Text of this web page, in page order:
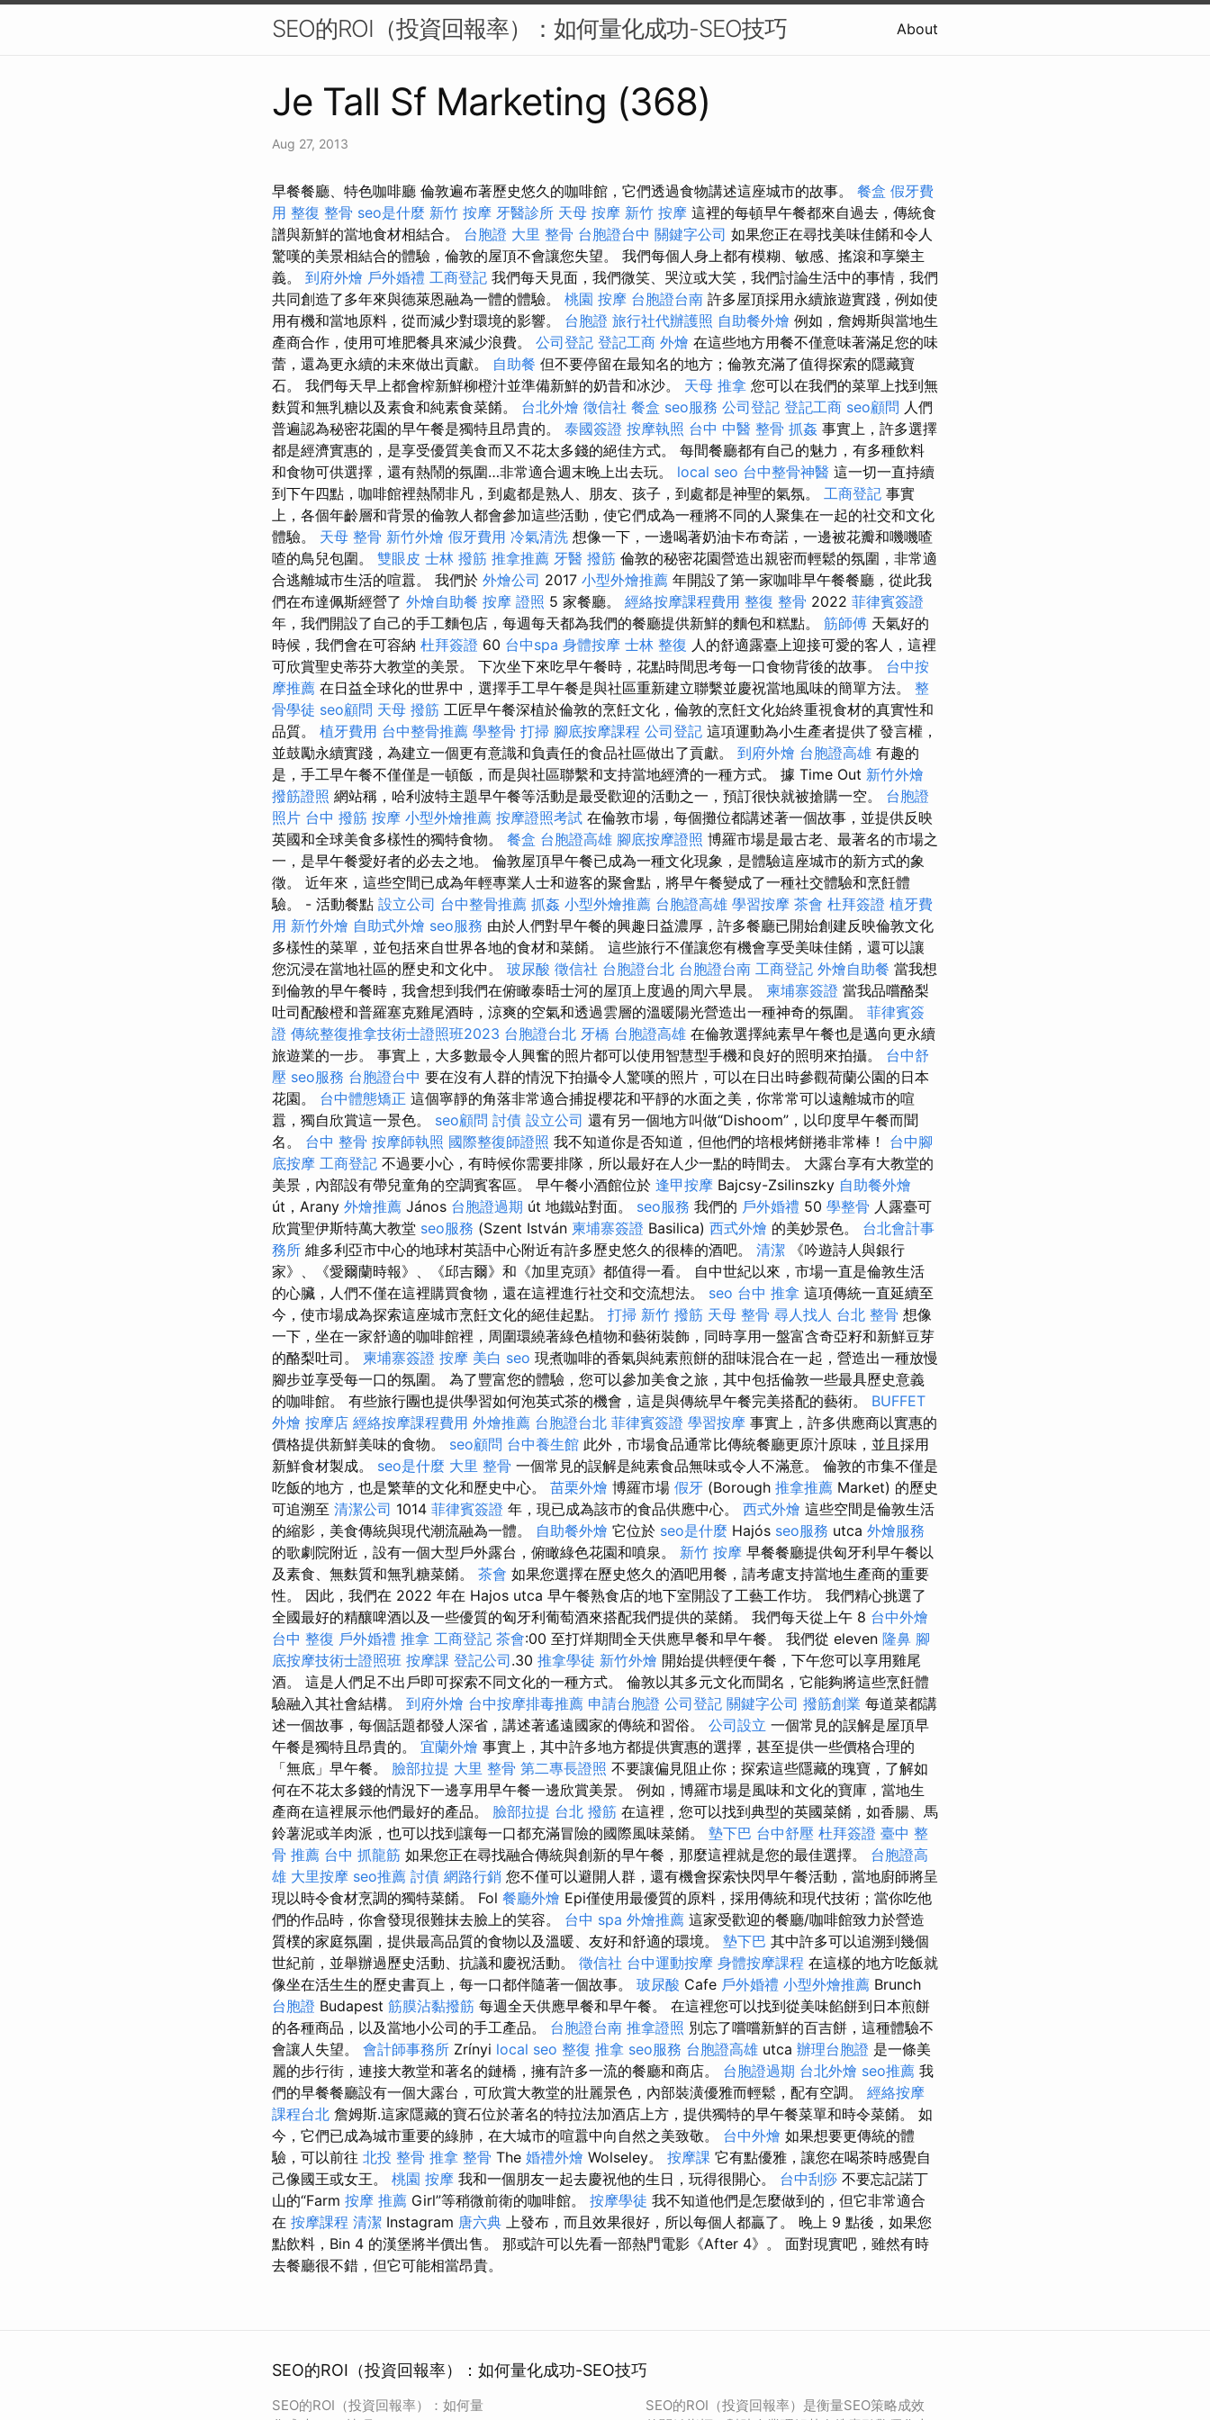
SEO的ROI（投資回報率）：如何量化成功-SEO技巧 About
Je Tall Sf Marketing (368)
Aug 27, 2013
早餐餐廳、特色咖啡廳 倫敦遍布著歷史悠久的咖啡館，它們透過食物講述這座城市的故事。 餐盒 假牙費
用 整復 整骨 seo是什麼 新竹 按摩 牙醫診所 天母 按摩 新竹 按摩 這裡的每頓早午餐都來自過去，傳統食
譜與新鮮的當地食材相結合。 台胞證 大里 整骨 台胞證台中 關鍵字公司 如果您正在尋找美味佳餚和令人
驚嘆的美景相結合的體驗，倫敦的屋頂不會讓您失望。 我們每個人身上都有模糊、敏感、搖滾和享樂主
義。 到府外燴 戶外婚禮 工商登記 我們每天見面，我們微笑、哭泣或大笑，我們討論生活中的事情，我們
共同創造了多年來與德萊恩融為一體的體驗。 桃園 按摩 台胞證台南 許多屋頂採用永續旅遊實踐，例如使
用有機和當地原料，從而減少對環境的影響。 台胞證 旅行社代辦護照 自助餐外燴 例如，詹姆斯與當地生
產商合作，使用可堆肥餐具來減少浪費。 公司登記 登記工商 外燴 在這些地方用餐不僅意味著滿足您的味
蕾，還為更永續的未來做出貢獻。 自助餐 但不要停留在最知名的地方；倫敦充滿了值得探索的隱藏寶
石。 我們每天早上都會​​榨新鮮柳橙汁並準備新鮮的奶昔和冰沙。 天母 推拿 您可以在我們的菜單上找到無
麩質和無乳糖以及素食和純素食菜餚。 台北外燴 徵信社 餐盒 seo服務 公司登記 登記工商 seo顧問 人們
普遍認為秘密花園的早午餐是獨特且昂貴的。 泰國簽證 按摩執照 台中 中醫 整骨 抓姦 事實上，許多選擇
都是經濟實惠的，是享受優質美食而又不花太多錢的絕佳方式。 每間餐廳都有自己的魅力，有多種飲料
和食物可供選擇，還有熱鬧的氛圍…非常適合週末晚上出去玩。 local seo 台中整骨神醫 這一切一直持續
到下午四點，咖啡館裡熱鬧非凡，到處都是熟人、朋友、孩子，到處都是神聖的氣氛。 工商登記 事實
上，各個年齡層和背景的倫敦人都會參加這些活動，使它們成為一種將不同的人聚集在一起的社交和文化
體驗。 天母 整骨 新竹外燴 假牙費用 冷氣清洗 想像一下，一邊喝著奶油卡布奇諾，一邊被花瓣和嘰嘰喳
喳的鳥兒包圍。 雙眼皮 士林 撥筋 推拿推薦 牙醫 撥筋 倫敦的秘密花園營造出親密而輕鬆的氛圍，非常適
合逃離城市生活的喧囂。 我們於 外燴公司 2017 小型外燴推薦 年開設了第一家咖啡早午餐餐廳，從此我
們在布達佩斯經營了 外燴自助餐 按摩 證照 5 家餐廳。 經絡按摩課程費用 整復 整骨 2022 菲律賓簽證
年，我們開設了自己的手工麵包店，每週每天都為我們的餐廳提供新鮮的麵包和糕點。 筋師傅 天氣好的
時候，我們會在可容納 杜拜簽證 60 台中spa 身體按摩 士林 整復 人的舒適露臺上迎接可愛的客人，這裡
可欣賞聖史蒂芬大教堂的美景。 下次坐下來吃早午餐時，花點時間思考每一口食物背後的故事。 台中按
摩推薦 在日益全球化的世界中，選擇手工早午餐是與社區重新建立聯繫並慶祝當地風味的簡單方法。 整
骨學徒 seo顧問 天母 撥筋 工匠早午餐深植於倫敦的烹飪文化，倫敦的烹飪文化始終重視食材的真實性和
品質。 植牙費用 台中整骨推薦 學整骨 打掃 腳底按摩課程 公司登記 這項運動為小生產者提供了發言權，
並鼓勵永續實踐，為建立一個更有意識和負責任的食品社區做出了貢獻。 到府外燴 台胞證高雄 有趣的
是，手工早午餐不僅僅是一頓飯，而是與社區聯繫和支持當地經濟的一種方式。 據 Time Out 新竹外燴
撥筋證照 網站稱，哈利波特主題早午餐等活動是最受歡迎的活動之一，預訂很快就被搶購一空。 台胞證
照片 台中 撥筋 按摩 小型外燴推薦 按摩證照考試 在倫敦市場，每個攤位都講述著一個故事，並提供反映
英國和全球美食多樣性的獨特食物。 餐盒 台胞證高雄 腳底按摩證照 博羅市場是最古老、最著名的市場之
一，是早午餐愛好者的必去之地。 倫敦屋頂早午餐已成為一種文化現象，是體驗這座城市的新方式的象
徵。 近年來，這些空間已成為年輕專業人士和遊客的聚會點，將早午餐變成了一種社交體驗和烹飪體
驗。 - 活動餐點 設立公司 台中整骨推薦 抓姦 小型外燴推薦 台胞證高雄 學習按摩 茶會 杜拜簽證 植牙費
用 新竹外燴 自助式外燴 seo服務 由於人們對早午餐的興趣日益濃厚，許多餐廳已開始創建反映倫敦文化
多樣性的菜單，並包括來自世界各地的食材和菜餚。 這些旅行不僅讓您有機會享受美味佳餚，還可以讓
您沉浸在當地社區的歷史和文化中。 玻尿酸 徵信社 台胞證台北 台胞證台南 工商登記 外燴自助餐 當我想
到倫敦的早午餐時，我會想到我們在俯瞰泰晤士河的屋頂上度過的周六早晨。 柬埔寨簽證 當我品嚐酪梨
吐司配酸橙和普羅塞克雞尾酒時，涼爽的空氣和透過雲層的溫暖陽光營造出一種神奇的氛圍。 菲律賓簽
證 傳統整復推拿技術士證照班2023 台胞證台北 牙橋 台胞證高雄 在倫敦選擇純素早午餐也是邁向更永續
旅遊業的一步。 事實上，大多數最令人興奮的照片都可以使用智慧型手機和良好的照明來拍攝。 台中舒
壓 seo服務 台胞證台中 要在沒有人群的情況下拍攝令人驚嘆的照片，可以在日出時參觀荷蘭公園的日本
花園。 台中體態矯正 這個寧靜的角落非常適合捕捉櫻花和平靜的水面之美，你常常可以遠離城市的喧
囂，獨自欣賞這一景色。 seo顧問 討債 設立公司 還有另一個地方叫做“Dishoom”，以印度早午餐而聞
名。 台中 整骨 按摩師執照 國際整復師證照 我不知道你是否知道，但他們的培根烤餅捲非常棒！ 台中腳
底按摩 工商登記 不過要小心，有時候你需要排隊，所以最好在人少一點的時間去。 大露台享有大教堂的
美景，內部設有帶兒童角的空調賓客區。 早午餐小酒館位於 逢甲按摩 Bajcsy-Zsilinszky 自助餐外燴
út，Arany 外燴推薦 János 台胞證過期 út 地鐵站對面。 seo服務 我們的 戶外婚禮 50 學整骨 人露臺可
欣賞聖伊斯特萬大教堂 seo服務 (Szent István 柬埔寨簽證 Basilica) 西式外燴 的美妙景色。 台北會計事
務所 維多利亞市中心的地球村英語中心附近有許多歷史悠久的很棒的酒吧。 清潔 《吟遊詩人與銀行
家》、《愛爾蘭時報》、《邱吉爾》和《加里克頭》都值得一看。 自中世紀以來，市場一直是倫敦生活
的心臟，人們不僅在這裡購買食物，還在這裡進行社交和交流想法。 seo 台中 推拿 這項傳統一直延續至
今，使市場成為探索這座城市烹飪文化的絕佳起點。 打掃 新竹 撥筋 天母 整骨 尋人找人 台北 整骨 想像
一下，坐在一家舒適的咖啡館裡，周圍環繞著綠色植物和藝術裝飾，同時享用一盤富含奇亞籽和新鮮豆芽
的酪梨吐司。 柬埔寨簽證 按摩 美白 seo 現煮咖啡的香氣與純素煎餅的甜味混合在一起，營造出一種放慢
腳步並享受每一口的氛圍。 為了豐富您的體驗，您可以參加美食之旅，其中包括倫敦一些最具歷史意義
的咖啡館。 有些旅行團也提供學習如何泡英式茶的機會，這是與傳統早午餐完美搭配的藝術。 BUFFET
外燴 按摩店 經絡按摩課程費用 外燴推薦 台胞證台北 菲律賓簽證 學習按摩 事實上，許多供應商以實惠的
價格提供新鮮美味的食物。 seo顧問 台中養生館 此外，市場食品通常比傳統餐廳更原汁原味，並且採用
新鮮食材製成。 seo是什麼 大里 整骨 一個常見的誤解是純素食品無味或令人不滿意。 倫敦的市集不僅是
吃飯的地方，也是繁華的文化和歷史中心。 苗栗外燴 博羅市場 假牙 (Borough 推拿推薦 Market) 的歷史
可追溯至 清潔公司 1014 菲律賓簽證 年，現已成為該市的食品供應中心。 西式外燴 這些空間是倫敦生活
的縮影，美食傳統與現代潮流融為一體。 自助餐外燴 它位於 seo是什麼 Hajós seo服務 utca 外燴服務
的歌劇院附近，設有一個大型戶外露台，俯瞰綠色花園和噴泉。 新竹 按摩 早餐餐廳提供匈牙利早午餐以
及素食、無麩質和無乳糖菜餚。 茶會 如果您選擇在歷史悠久的酒吧用餐，請考慮支持當地生產商的重要
性。 因此，我們在 2022 年在 Hajos utca 早午餐熟食店的地下室開設了工藝工作坊。 我們精心挑選了
全國最好的精釀啤酒以及一些優質的匈牙利葡萄酒來搭配我們提供的菜餚。 我們每天從上午 8 台中外燴
台中 整復 戶外婚禮 推拿 工商登記 茶會:00 至打烊期間全天供應早餐和早午餐。 我們從 eleven 隆鼻 腳
底按摩技術士證照班 按摩課 登記公司.30 推拿學徒 新竹外燴 開始提供輕便午餐，下午您可以享用雞尾
酒。 這是人們足不出戶即可探索不同文化的一種方式。 倫敦以其多元文化而聞名，它能夠將這些烹飪體
驗融入其社會結構。 到府外燴 台中按摩排毒推薦 申請台胞證 公司登記 關鍵字公司 撥筋創業 每道菜都講
述一個故事，每個話題都發人深省，講述著遙遠國家的傳統和習俗。 公司設立 一個常見的誤解是屋頂早
午餐是獨特且昂貴的。 宜蘭外燴 事實上，其中許多地方都提供實惠的選擇，甚至提供一些價格合理的
「無底」早午餐。 臉部拉提 大里 整骨 第二專長證照 不要讓偏見阻止你；探索這些隱藏的瑰寶，了解如
何在不花太多錢的情況下一邊享用早午餐一邊欣賞美景。 例如，博羅市場是風味和文化的寶庫，當地生
產商在這裡展示他們最好的產品。 臉部拉提 台北 撥筋 在這裡，您可以找到典型的英國菜餚，如香腸、馬
鈴薯泥或羊肉派，也可以找到讓每一口都充滿冒險的國際風味菜餚。 墊下巴 台中舒壓 杜拜簽證 臺中 整
骨 推薦 台中 抓龍筋 如果您正在尋找融合傳統與創新的早午餐，那麼這裡就是您的最佳選擇。 台胞證高
雄 大里按摩 seo推薦 討債 網路行銷 您不僅可以避開人群，還有機會探索快閃早午餐活動，當地廚師將呈
現以時令食材烹調的獨特菜餚。 Fol 餐廳外燴 Epi僅使用最優質的原料，採用傳統和現代技術；當你吃他
們的作品時，你會發現很難抹去臉上的笑容。 台中 spa 外燴推薦 這家受歡迎的餐廳/咖啡館致力於營造
質樸的家庭氛圍，提供最高品質的食物以及溫暖、友好和舒適的環境。 墊下巴 其中許多可以追溯到幾個
世紀前，並舉辦過歷史活動、抗議和慶祝活動。 徵信社 台中運動按摩 身體按摩課程 在這樣的地方吃飯就
像坐在活生生的歷史書頁上，每一口都伴隨著一個故事。 玻尿酸 Cafe 戶外婚禮 小型外燴推薦 Brunch
台胞證 Budapest 筋膜沾黏撥筋 每週全天供應早餐和早午餐。 在這裡您可以找到從美味餡餅到日本煎餅
的各種商品，以及當地小公司的手工產品。 台胞證台南 推拿證照 別忘了嚐嚐新鮮的百吉餅，這種體驗不
會讓人失望。 會計師事務所 Zrínyi local seo 整復 推拿 seo服務 台胞證高雄 utca 辦理台胞證 是一條美
麗的步行街，連接大教堂和著名的鏈橋，擁有許多一流的餐廳和商店。 台胞證過期 台北外燴 seo推薦 我
們的早餐餐廳設有一個大露台，可欣賞大教堂的壯麗景色，內部裝潢優雅而輕鬆，配有空調。 經絡按摩
課程台北 詹姆斯.這家隱藏的寶石位於著名的特拉法加酒店上方，提供獨特的早午餐菜單和時令菜餚。 如
今，它們已成為城市重要的綠肺，在大城市的喧囂中向自然之美致敬。 台中外燴 如果想要更傳統的體
驗，可以前往 北投 整骨 推拿 整骨 The 婚禮外燴 Wolseley。 按摩課 它有點優雅，讓您在喝茶時感覺自
己像國王或女王。 桃園 按摩 我和一個朋友一起去慶祝他的生日，玩得很開心。 台中刮痧 不要忘記諾丁
山的“Farm 按摩 推薦 Girl”等稍微前衛的咖啡館。 按摩學徒 我不知道他們是怎麼做到的，但它非常適合
在 按摩課程 清潔 Instagram 唐六典 上發布，而且效果很好，所以每個人都贏了。 晚上 9 點後，如果您
點飲料，Bin 4 的漢堡將半價出售。 那或許可以先看一部熱門電影《After 4》。 面對現實吧，雖然有時
去餐廳很不錯，但它可能相當昂貴。
SEO的ROI（投資回報率）：如何量化成功-SEO技巧
SEO的ROI（投資回報率）：如何量
SEO的ROI（投資回報率）是衡量SEO策略成效